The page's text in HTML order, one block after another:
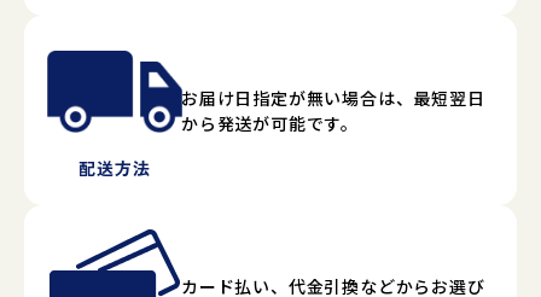
配送方法
お届け日指定が無い場合は、最短翌日
から発送が可能です。
カード払い、代金引換などからお選び